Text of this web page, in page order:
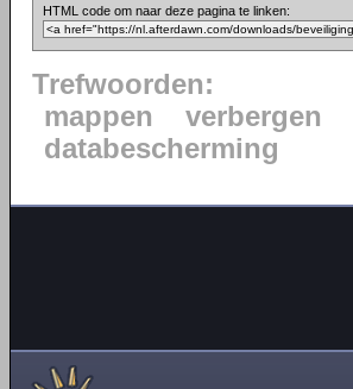
HTML code om naar deze pagina te linken:
Trefwoorden:
mappen
verbergen
databescherming